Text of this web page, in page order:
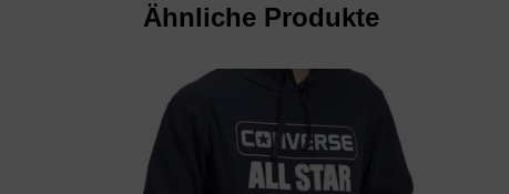
Ähnliche Produkte